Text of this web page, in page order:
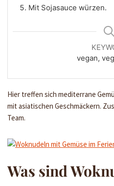
Mit Sojasauce würzen.
vegan,
Hier treffen sich mediterrane
mit asiatischen Geschmäckern.
Team.
Was sind